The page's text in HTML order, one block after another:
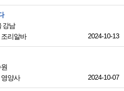
강남
조리알바 2024-10-13
영양사 2024-10-07